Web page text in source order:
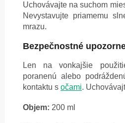
Uchovávajte na suchom
Nevystavujte priamemu
mrazu.
Bezpečnostné
Len na vonkajšie
poranenú alebo
kontaktu s očami.
Objem: 200 ml